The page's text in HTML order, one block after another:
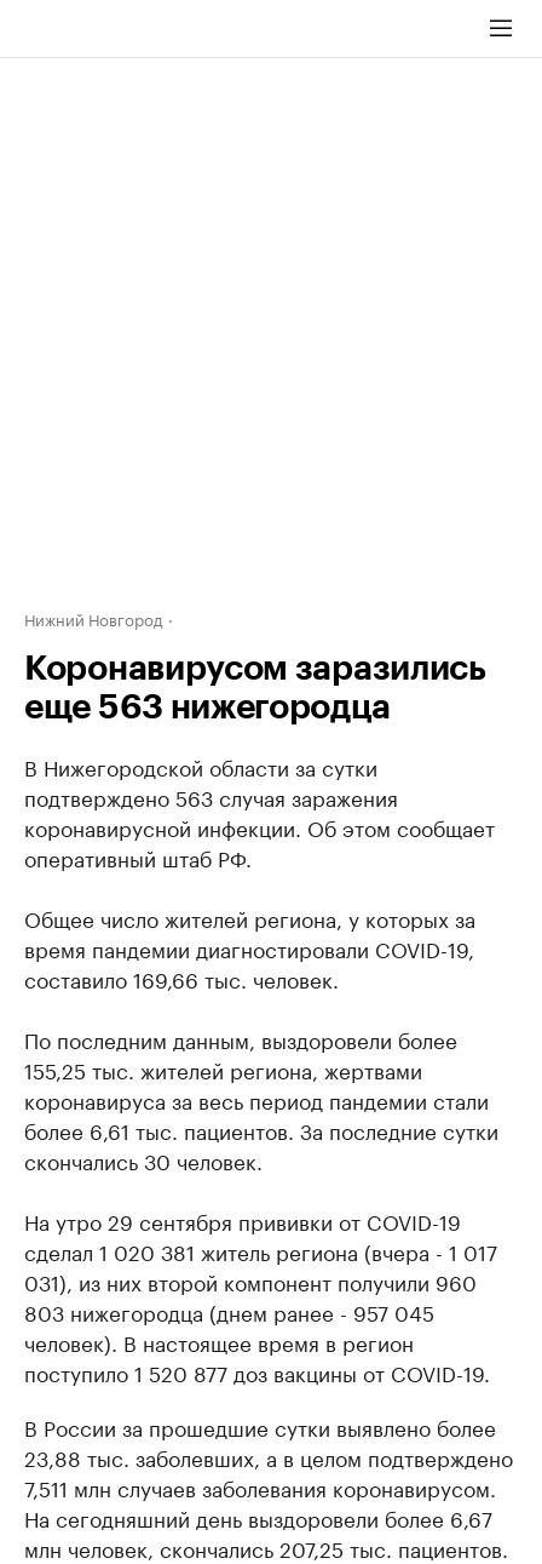
Нижний Новгород
Коронавирусом заразились
еще 563 нижегородца
В Нижегородской области за сутки
подтверждено 563 случая заражения
коронавирусной инфекции. Об этом сообщает
оперативный штаб РФ.
Общее число жителей региона, у которых за
время пандемии диагностировали COVID-19,
составило 169,66 тыс. человек.
По последним данным, выздоровели более
155,25 тыс. жителей региона, жертвами
коронавируса за весь период пандемии стали
более 6,61 тыс. пациентов. За последние сутки
скончались 30 человек.
На утро 29 сентября прививки от COVID-19
сделал 1 020 381 житель региона (вчера - 1 017
031), из них второй компонент получили 960
803 нижегородца (днем ранее - 957 045
человек). В настоящее время в регион
поступило 1 520 877 доз вакцины от COVID-19.
В России за прошедшие сутки выявлено более
23,88 тыс. заболевших, а в целом подтверждено
7,511 млн случаев заболевания коронавирусом.
На сегодняшний день выздоровели более 6,67
млн человек, скончались 207,25 тыс. пациентов.